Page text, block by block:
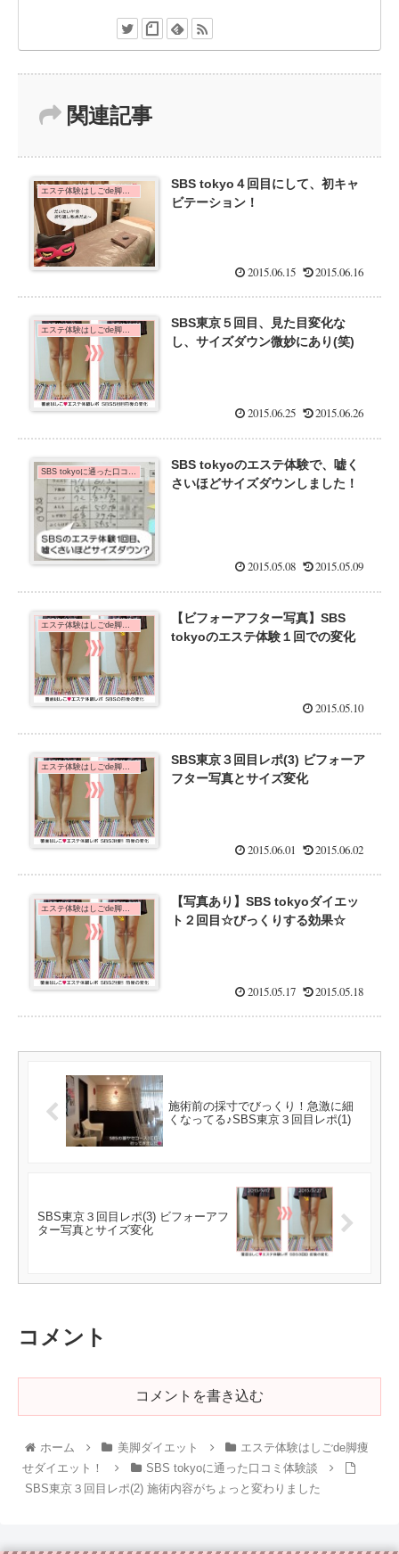
関連記事
SBS tokyo４回目にして、初キャ
ビテーション！
2015.06.15 2015.06.16
エステ体験はしごde脚痩せダイエット！
SBS東京５回目、見た目変化な
し、サイズダウン微妙にあり(笑)
2015.06.25 2015.06.26
SBS tokyoに通った口コミ体験談
SBS tokyoのエステ体験で、嘘く
さいほどサイズダウンしました！
2015.05.08 2015.05.09
エステ体験はしごde脚痩せダイエット！
【ビフォーアフター写真】SBS
tokyoのエステ体験１回での変化
2015.05.10
SBS東京３回目レポ(3) ビフォーア
フター写真とサイズ変化
2015.06.01 2015.06.02
【写真あり】SBS tokyoダイエッ
ト２回目☆びっくりする効果☆
2015.05.17 2015.05.18
施術前の採寸でびっくり！急激に細
くなってる♪SBS東京３回目レポ(1)
SBS東京３回目レポ(3) ビフォーアフ
ター写真とサイズ変化
コメント
コメントを書き込む
ホーム 美脚ダイエット
エステ体験はしごde脚痩
せダイエット！
SBS tokyoに通った口コミ体験談
SBS東京３回目レポ(2) 施術内容がちょっと変わりました